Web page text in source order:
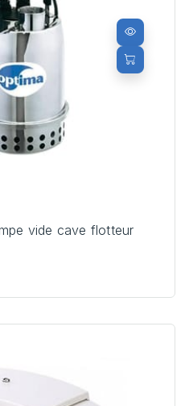
vide cave flotteur